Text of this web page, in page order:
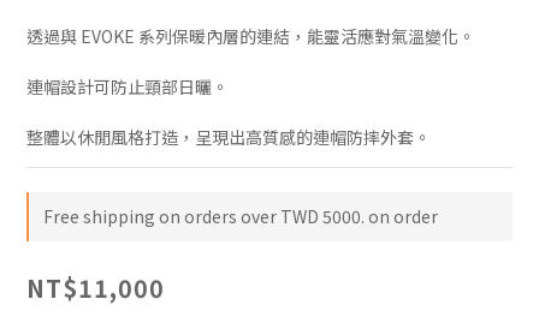
透過與 EVOKE 系列保暖內層的連結，能靈活應對氣溫變化。
連帽設計可防止頸部日曬。
整體以休閒風格打造，呈現出高質感的連帽防摔外套。
Free shipping on orders over TWD 5000. on order
NT$11,000